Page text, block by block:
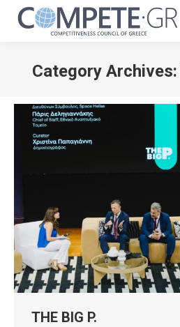
Category Archives:
ΤHE BIG P.